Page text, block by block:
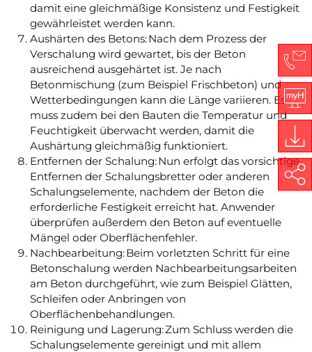
damit eine gleichmäßige Konsistenz und Festigkeit
gewährleistet werden kann.
Aushärten des Betons: Nach dem Prozess der
Verschalung wird gewartet, bis der Beton
ausreichend ausgehärtet ist. Je nach
Betonmischung (zum Beispiel Frischbeton) und
Wetterbedingungen kann die Länge variieren. Es
muss zudem bei den Bauten die Temperatur und
Feuchtigkeit überwacht werden, damit die
Aushärtung gleichmäßig funktioniert.
Entfernen der Schalung: Nun erfolgt das vorsichtige
Entfernen der Schalungsbretter oder anderen
Schalungselemente, nachdem der Beton die
erforderliche Festigkeit erreicht hat. Anwender
überprüfen außerdem den Beton auf eventuelle
Mängel oder Oberflächenfehler.
Nachbearbeitung: Beim vorletzten Schritt für eine
Betonschalung werden Nachbearbeitungsarbeiten
am Beton durchgeführt, wie zum Beispiel Glätten,
Schleifen oder Anbringen von
Oberflächenbehandlungen.
Reinigung und Lagerung: Zum Schluss werden die
Schalungselemente gereinigt und mit allem
Share